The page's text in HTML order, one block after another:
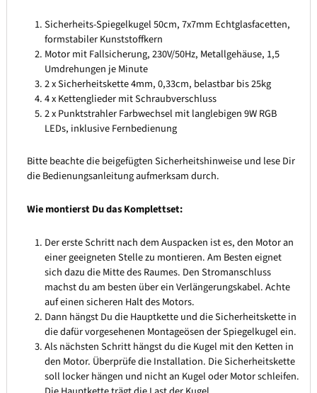
Sicherheits-Spiegelkugel 50cm, 7x7mm Echtglasfacetten,
formstabiler Kunststoffkern
Motor mit Fallsicherung, 230V/50Hz, Metallgehäuse, 1,5
Umdrehungen je Minute
2 x Sicherheitskette 4mm, 0,33cm, belastbar bis 25kg
4 x Kettenglieder mit Schraubverschluss
2 x Punktstrahler Farbwechsel mit langlebigen 9W RGB
LEDs, inklusive Fernbedienung
Bitte beachte die beigefügten Sicherheitshinweise und lese Dir
die Bedienungsanleitung aufmerksam durch.
Wie montierst Du das Komplettset:
Der erste Schritt nach dem Auspacken ist es, den Motor an
einer geeigneten Stelle zu montieren. Am Besten eignet
sich dazu die Mitte des Raumes. Den Stromanschluss
machst du am besten über ein Verlängerungskabel. Achte
auf einen sicheren Halt des Motors.
Dann hängst Du die Hauptkette und die Sicherheitskette in
die dafür vorgesehenen Montageösen der Spiegelkugel ein.
Als nächsten Schritt hängst du die Kugel mit den Ketten in
den Motor. Überprüfe die Installation. Die Sicherheitskette
soll locker hängen und nicht an Kugel oder Motor schleifen.